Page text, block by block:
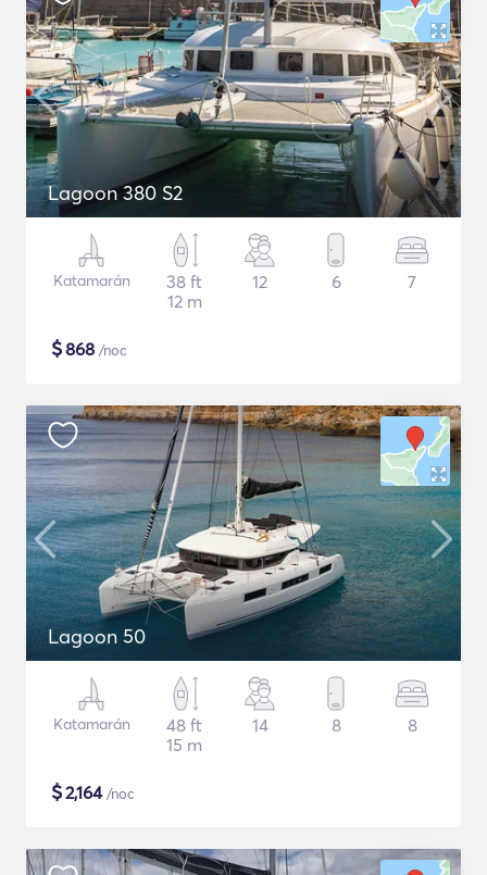
Lagoon 380 S2
Katamarán
38 ft
12 m
12 6 7
$868 /noc
Lagoon 50
Katamarán
48 ft
15 m
14 8 8
$2,164/noc